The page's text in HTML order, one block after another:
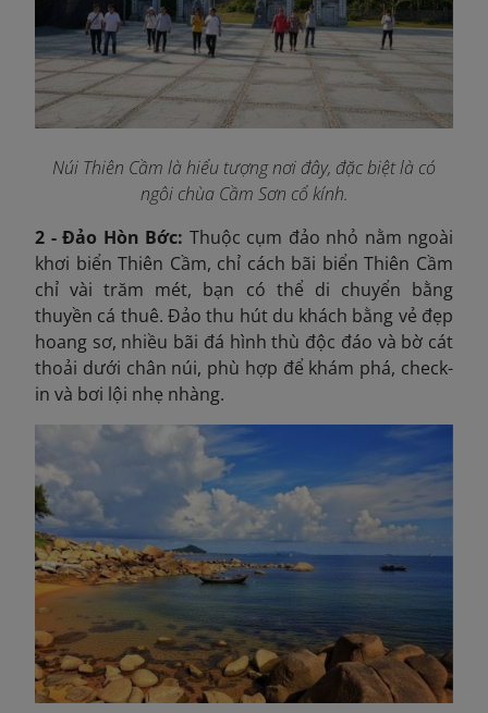
Núi Thiên Cầm là hiểu tượng nơi đây, đặc biệt là có
ngôi chùa Cầm Sơn cổ kính.
2 - Đảo Hòn Bớc: Thuộc cụm đảo nhỏ nằm ngoài
khơi biển Thiên Cầm, chỉ cách bãi biển Thiên Cầm
chỉ vài trăm mét, bạn có thể di chuyển bằng
thuyền cá thuê. Đảo thu hút du khách bằng vẻ đẹp
hoang sơ, nhiều bãi đá hình thù độc đáo và bờ cát
thoải dưới chân núi, phù hợp để khám phá, check-
in và bơi lội nhẹ nhàng.